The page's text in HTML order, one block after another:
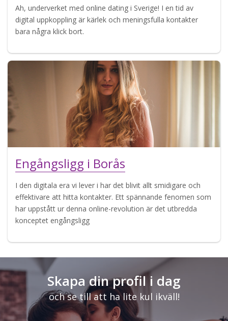
Ah, underverket med online dating i Sverige! I en tid av
digital uppkoppling är kärlek och meningsfulla kontakter
bara några klick bort.
Engångsligg i Borås
I den digitala era vi lever i har det blivit allt smidigare och
effektivare att hitta kontakter. Ett spännande fenomen som
har uppstått ur denna online-revolution är det utbredda
konceptet engångsligg
Skapa din profil i dag
och se till att ha lite kul ikväll!